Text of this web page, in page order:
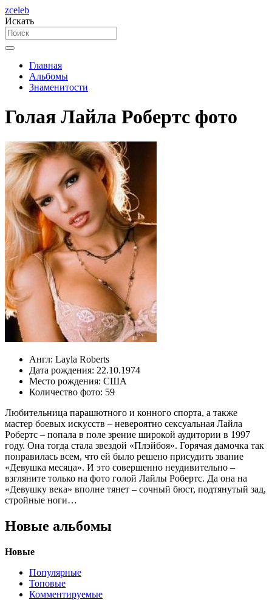
zceleb
Искать
Главная
Альбомы
Знаменитости
Голая Лайла Робертс фото
Англ: Layla Roberts
Дата рождения: 22.10.1974
Место рождения: США
Количество фото: 59
Любительница парашютного и конного спорта, а также
мастер боевых искусств – невероятно сексуальная Лайла
Робертс – попала в поле зрение широкой аудитории в 1997
году. Она тогда стала звездой «Плэйбоя». Горячая дамочка так
понравилась всем, что ей было решено присудить звание
«Девушка месяца». И это совершенно неудивительно –
взгляните только на фото голой Лайлы Робертс. Да она на
«Девушку века» вполне тянет – сочный бюст, подтянутый зад,
стройные ноги…
Новые альбомы
Новые
Популярные
Топовые
Комментируемые